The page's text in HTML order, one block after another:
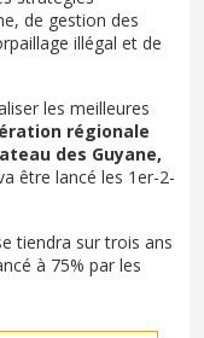
de gestion des
illégal et de
les meilleures
régionale
des Guyane,
être lancé les 1er-2-
tiendra sur trois ans
à 75% par les